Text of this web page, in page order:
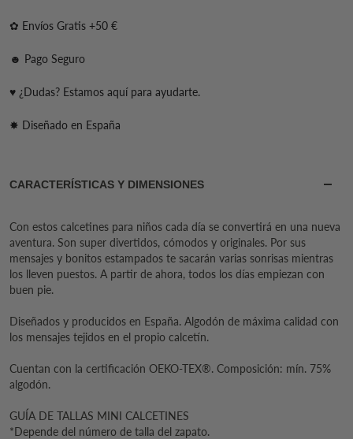
✿ Envíos Gratis +50 €
☻ Pago Seguro
♥ ¿Dudas? Estamos aquí para ayudarte.
✸ Diseñado en España
CARACTERÍSTICAS Y DIMENSIONES
Con estos calcetines para niños cada día se convertirá en una nueva
aventura. Son super divertidos, cómodos y originales. Por sus
mensajes y bonitos estampados te sacarán varias sonrisas mientras
los lleven puestos. A partir de ahora, todos los días empiezan con
buen pie.
Diseñados y producidos en España. Algodón de máxima calidad con
los mensajes tejidos en el propio calcetín.
Cuentan con la certificación OEKO-TEX®. Composición: mín. 75%
algodón.
GUÍA DE TALLAS MINI CALCETINES
*Depende del número de talla del zapato.